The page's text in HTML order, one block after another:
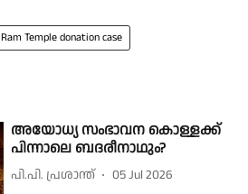
Ram Temple donation case
അയോധ്യ സംഭാവന കൊള്ളക്ക്
പിന്നാലെ ബദരീനാഥും?
പി.പി. പ്രശാന്ത് 05 Jul 2026